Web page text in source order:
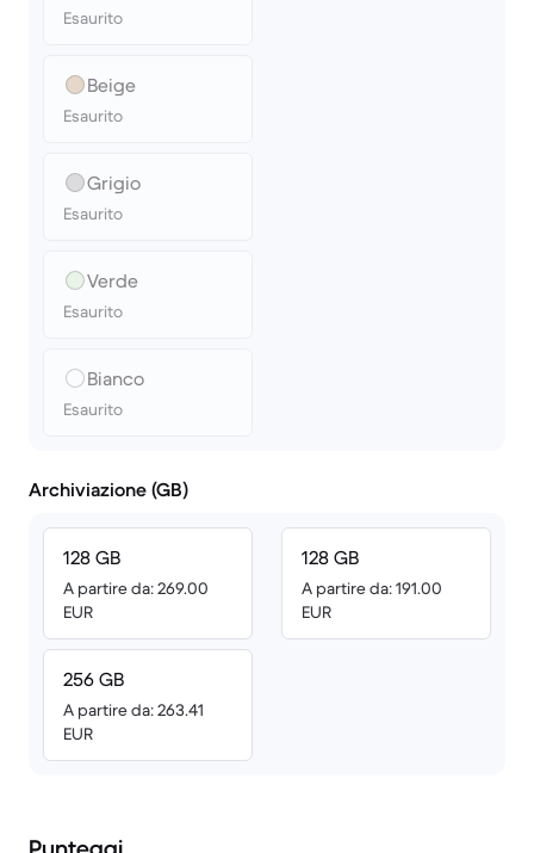
Esaurito
Beige
Esaurito
Grigio
Esaurito
Verde
Esaurito
Bianco
Esaurito
Archiviazione (GB)
128 GB
A partire da: 269.00
EUR
256 GB
A partire da: 263.41
EUR
128 GB
A partire da: 191.00
EUR